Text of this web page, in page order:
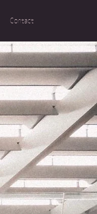
Contact